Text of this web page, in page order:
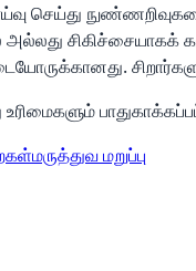
செய்து
சிகிச்சையாகக்
மருத்துவ மறுப்பு